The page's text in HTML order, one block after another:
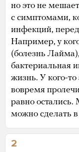
но это не
с симптомами,
инфекций,
Например, у
(болезнь
бактериальная
жизнь. У кого-
вовремя
равно
можно сделать в
2